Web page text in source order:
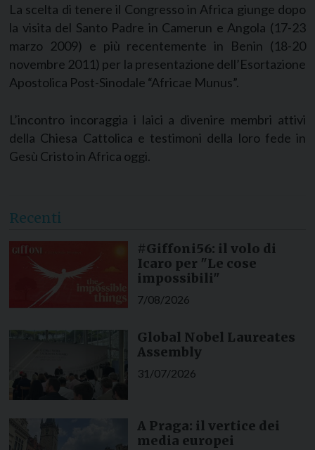
La scelta di tenere il Congresso in Africa giunge dopo
la visita del Santo Padre in Camerun e Angola (17-23
marzo 2009) e più recentemente in Benin (18-20
novembre 2011) per la presentazione dell’Esortazione
Apostolica Post-Sinodale “Africae Munus”.
L’incontro incoraggia i laici a divenire membri attivi
della Chiesa Cattolica e testimoni della loro fede in
Gesù Cristo in Africa oggi.
Recenti
#Giffoni56: il volo di
Icaro per "Le cose
impossibili"
7/08/2026
Global Nobel Laureates
Assembly
31/07/2026
A Praga: il vertice dei
media europei